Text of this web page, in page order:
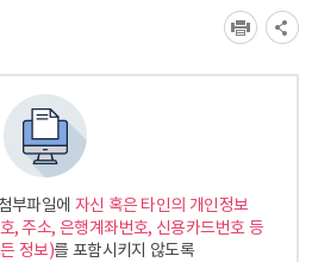
부파일에 자신 혹은 타인의 개인정보
, 주소, 은행계좌번호, 신용카드번호 등
정보)를 포함시키지 않도록